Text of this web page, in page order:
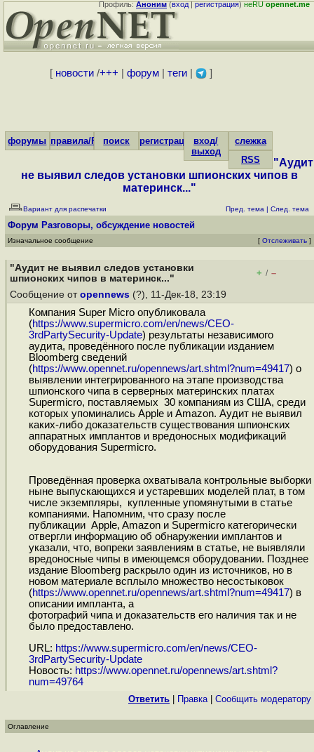
Профиль:Аноним(вход|регистрация)неRUopennet.me
[ новости/+++ форум| теги| ]
форумы правила/FAQпоиск регистрациявход/
выход
слежка
RSS
"Аудит
не выявил следов установки шпионских чипов в
материнск..."
Вариант для распечатки Пред. тема | След. тема
Форум Разговоры, обсуждение новостей
Изначальное сообщение [ Отслеживать ]
"Аудит не выявил следов установки
шпионских чипов в материнск..."
+ / –
Сообщение от opennews (?), 11-Дек-18, 23:19
Компания Super Micro опубликовала
(https://www.supermicro.com/en/news/CEO-
3rdPartySecurity-Update) результаты независимого
аудита, проведённого после публикации изданием
Bloomberg сведений
(https://www.opennet.ru/opennews/art.shtml?num=49417) о
выявлении интегрированного на этапе производства
шпионского чипа в серверных материнских платах
Supermicro, поставляемых 30 компаниям из США, среди
которых упоминались Apple и Amazon. Аудит не выявил
каких-либо доказательств существования шпионских
аппаратных имплантов и вредоносных модификаций
оборудования Supermicro.
Проведённая проверка охватывала контрольные выборки
ныне выпускающихся и устаревших моделей плат, в том
числе экземпляры, купленные упомянутыми в статье
компаниями. Напомним, что сразу после
публикации Apple, Amazon и Supermicro категорически
отвергли информацию об обнаружении имплантов и
указали, что, вопреки заявлениям в статье, не выявляли
вредоносные чипы в имеющемся оборудовании. Позднее
издание Bloomberg раскрыло один из источников, но в
новом материале всплыло множество несостыковок
(https://www.opennet.ru/opennews/art.shtml?num=49417) в
описании импланта, а
фотографий чипа и доказательств его наличия так и не
было предоставлено.
URL: https://www.supermicro.com/en/news/CEO-
3rdPartySecurity-Update
Новость: https://www.opennet.ru/opennews/art.shtml?
num=49764
Ответить Правка| Cообщить модератору
Оглавление